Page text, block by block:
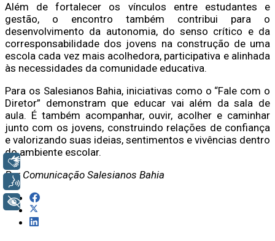
Além de fortalecer os vínculos entre estudantes e
gestão, o encontro também contribui para o
desenvolvimento da autonomia, do senso crítico e da
corresponsabilidade dos jovens na construção de uma
escola cada vez mais acolhedora, participativa e alinhada
às necessidades da comunidade educativa.
Para os Salesianos Bahia, iniciativas como o “Fale com o
Diretor” demonstram que educar vai além da sala de
aula. É também acompanhar, ouvir, acolher e caminhar
junto com os jovens, construindo relações de confiança
e valorizando suas ideias, sentimentos e vivências dentro
do ambiente escolar.
Por Comunicação Salesianos Bahia
Voz
+ Acessibilidade